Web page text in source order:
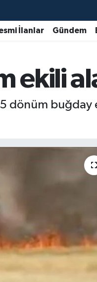
İlanlar Gündem
ekili
dönüm